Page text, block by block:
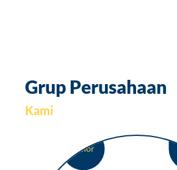
Grup Perusahaan
Kami
Johor